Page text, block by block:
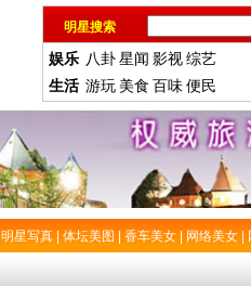
明星搜索
娱乐 八卦星闻 影视综艺
生活 游玩 美食 百味便民
明星写真 体坛美图 香车美女 网络美女